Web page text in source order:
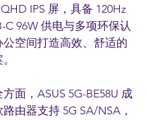
IPS 屏，具备 120Hz
C 96W 供电与多项环保认
空间打造高效、舒适的
面，ASUS 5G-BE58U 成
由器支持 5G SA/NSA，